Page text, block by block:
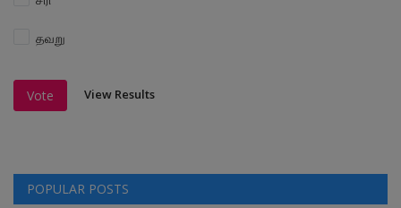
தவறு
Vote View Results
POPULAR POSTS